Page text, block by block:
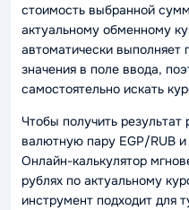
стоимость выбранной
актуальному обменному
автоматически выполняет
значения в поле ввода,
самостоятельно искать
Чтобы получить результат
валютную пару EGP/RUB
Онлайн-калькулятор
рублях по актуальному
инструмент подходит для